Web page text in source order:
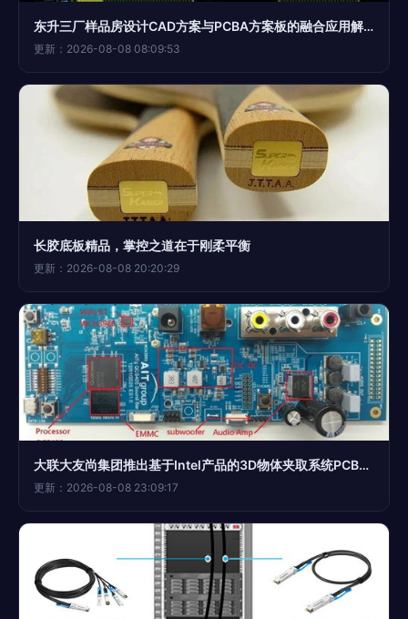
东升三厂样品房设计CAD方案与PCBA方案板的融合应用解析
更新：2026-08-08 08:09:53
长胶底板精品，掌控之道在于刚柔平衡
更新：2026-08-08 20:20:29
大联大友尚集团推出基于Intel产品的3D物体夹取系统PCBA方案板 工业自动化新标杆
更新：2026-08-08 23:09:17